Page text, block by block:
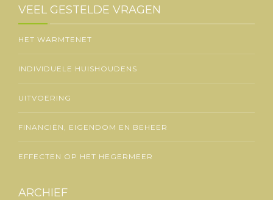
VEEL GESTELDE VRAGEN
HET WARMTENET
INDIVIDUELE HUISHOUDENS
UITVOERING
FINANCIËN, EIGENDOM EN BEHEER
EFFECTEN OP HET HEGERMEER
ARCHIEF